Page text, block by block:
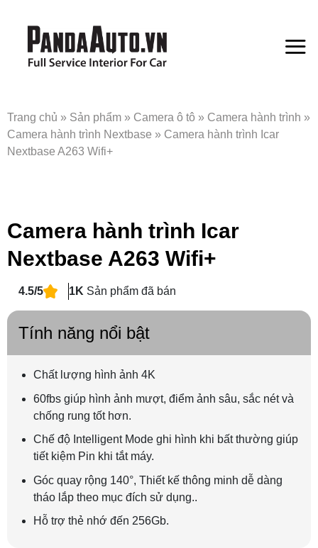
Trang chủ » Sản phẩm » Camera ô tô » Camera hành trình »
Camera hành trình Nextbase » Camera hành trình Icar
Nextbase A263 Wifi+
Camera hành trình Icar
Nextbase A263 Wifi+
4.5/5 1K Sản phẩm đã bán
Tính năng nổi bật
Chất lượng hình ảnh 4K
60fbs giúp hình ảnh mượt, điểm ảnh sâu, sắc nét và
chống rung tốt hơn.
Chế độ Intelligent Mode ghi hình khi bất thường giúp
tiết kiệm Pin khi tắt máy.
Góc quay rộng 140°, Thiết kế thông minh dễ dàng
tháo lắp theo mục đích sử dụng..
Hỗ trợ thẻ nhớ đến 256Gb.